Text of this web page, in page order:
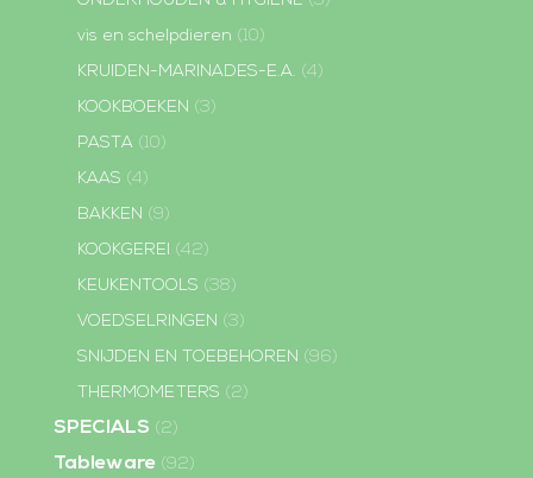
vis en schelpdieren (10)
KRUIDEN-MARINADES-E.A. (4)
KOOKBOEKEN (3)
PASTA (10)
KAAS (4)
BAKKEN (9)
KOOKGEREI (42)
KEUKENTOOLS (38)
VOEDSELRINGEN (3)
SNIJDEN EN TOEBEHOREN (96)
THERMOMETERS (2)
SPECIALS (2)
Tableware (92)